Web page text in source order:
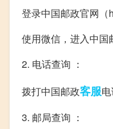
登录中国邮政官网（
使用微信，进入中国
2. 电话查询 ：
拨打中国邮政客服
3. 邮局查询 ：